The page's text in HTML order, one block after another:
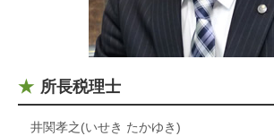
所長税理士
井関孝之(いせき たかゆき)